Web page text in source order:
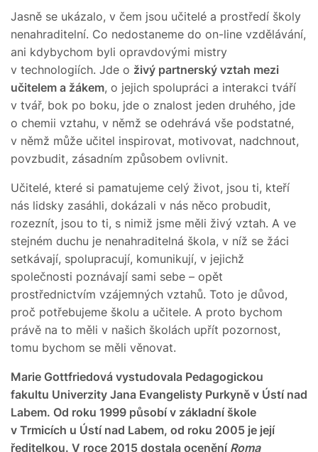
Jasně se ukázalo, v čem jsou učitelé a prostředí školy
nenahraditelní. Co nedostaneme do on-line vzdělávání,
ani kdybychom byli opravdovými mistry
v technologiích. Jde o živý partnerský vztah mezi
učitelem a žákem, o jejich spolupráci a interakci tváří
v tvář, bok po boku, jde o znalost jeden druhého, jde
o chemii vztahu, v němž se odehrává vše podstatné,
v němž může učitel inspirovat, motivovat, nadchnout,
povzbudit, zásadním způsobem ovlivnit.
Učitelé, které si pamatujeme celý život, jsou ti, kteří
nás lidsky zasáhli, dokázali v nás něco probudit,
rozeznít, jsou to ti, s nimiž jsme měli živý vztah. A ve
stejném duchu je nenahraditelná škola, v níž se žáci
setkávají, spolupracují, komunikují, v jejichž
společnosti poznávají sami sebe – opět
prostřednictvím vzájemných vztahů. Toto je důvod,
proč potřebujeme školu a učitele. A proto bychom
právě na to měli v našich školách upřít pozornost,
tomu bychom se měli věnovat.
Marie Gottfriedová vystudovala Pedagogickou
fakultu Univerzity Jana Evangelisty Purkyně v Ústí nad
Labem. Od roku 1999 působí v základní škole
v Trmicích u Ústí nad Labem, od roku 2005 je její
ředitelkou. V roce 2015 dostala ocenění Roma